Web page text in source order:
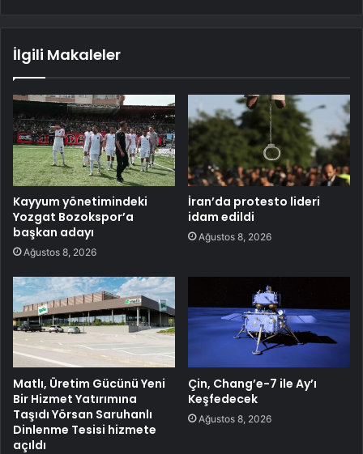
İlgili Makaleler
Kayyum yönetimindeki
Yozgat Bozokspor’a
başkan adayı
Ağustos 8, 2026
İran’da protesto lideri
idam edildi
Ağustos 8, 2026
Matlı, Üretim Gücünü Yeni
Bir Hizmet Yatırımına
Taşıdı Yörsan Saruhanlı
Dinlenme Tesisi hizmete
açıldı
Çin, Chang’e-7 ile Ay’ı
Keşfedecek
Ağustos 8, 2026